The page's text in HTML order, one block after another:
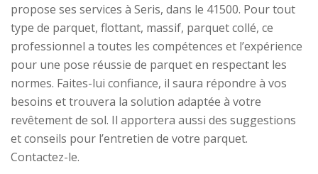
propose ses services à Seris, dans le 41500. Pour tout
type de parquet, flottant, massif, parquet collé, ce
professionnel a toutes les compétences et l’expérience
pour une pose réussie de parquet en respectant les
normes. Faites-lui confiance, il saura répondre à vos
besoins et trouvera la solution adaptée à votre
revêtement de sol. Il apportera aussi des suggestions
et conseils pour l’entretien de votre parquet.
Contactez-le.